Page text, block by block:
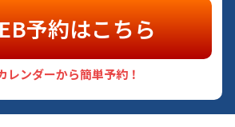
予約はこちら
レンダーから簡単予約！